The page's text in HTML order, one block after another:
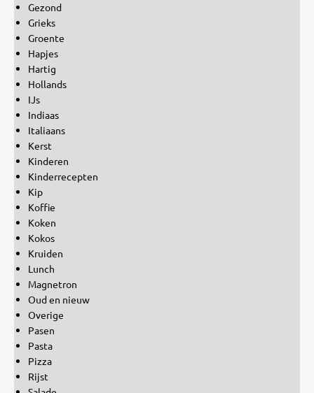
Gezond
Grieks
Groente
Hapjes
Hartig
Hollands
IJs
Indiaas
Italiaans
Kerst
Kinderen
Kinderrecepten
Kip
Koffie
Koken
Kokos
Kruiden
Lunch
Magnetron
Oud en nieuw
Overige
Pasen
Pasta
Pizza
Rijst